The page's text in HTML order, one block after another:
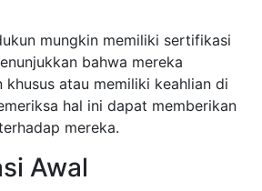
mungkin memiliki sertifikasi
bahwa mereka
khusus atau memiliki keahlian di
hal ini dapat memberikan
mereka.
Awal